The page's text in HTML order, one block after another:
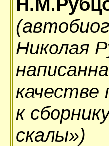
Николая
качестве
к
скалы»)